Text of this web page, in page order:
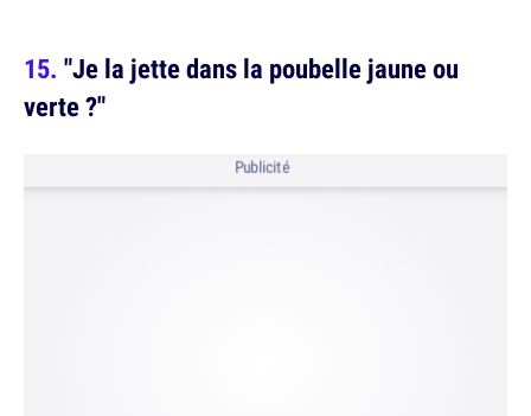
"Je la jette dans la poubelle jaune ou
verte ?"
Publicité